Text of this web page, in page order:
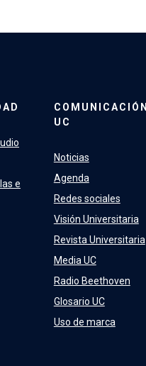
e
COMUNICACIÓN
UC
Noticias
Agenda
Redes sociales
Visión Universitaria
Revista Universitaria
Media UC
Radio Beethoven
Glosario UC
Uso de marca